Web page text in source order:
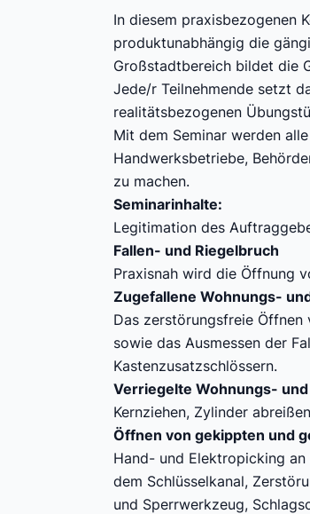
In diesem praxisbezogenen
produktunabhängig die
Großstadtbereich bildet die
Jede/r Teilnehmende setzt
realitätsbezogenen
Mit dem Seminar werden
Handwerksbetriebe,
zu machen.
Seminarinhalte:
Legitimation des
Fallen- und Riegelbruch
Praxisnah wird die Öffnung
Zugefallene Wohnungs-
Das zerstörungsfreie
sowie das Ausmessen der
Kastenzusatzschlössern.
Verriegelte Wohnungs-
Kernziehen, Zylinder
Öffnen von gekippten und
Hand- und Elektropicking
dem Schlüsselkanal,
und Sperrwerkzeug,